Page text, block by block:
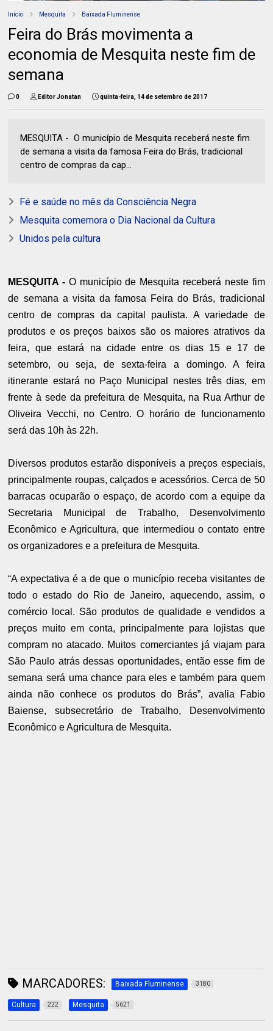
Início Mesquita Baixada Fluminense
Feira do Brás movimenta a
economia de Mesquita neste fim de
semana
0 Editor Jonatan quinta-feira, 14 de setembro de 2017
MESQUITA - O município de Mesquita receberá neste fim
de semana a visita da famosa Feira do Brás, tradicional
centro de compras da cap...
Fé e saúde no mês da Consciência Negra
Mesquita comemora o Dia Nacional da Cultura
Unidos pela cultura
MESQUITA - O município de Mesquita receberá neste fim
de semana a visita da famosa Feira do Brás, tradicional
centro de compras da capital paulista. A variedade de
produtos e os preços baixos são os maiores atrativos da
feira, que estará na cidade entre os dias 15 e 17 de
setembro, ou seja, de sexta-feira a domingo. A feira
itinerante estará no Paço Municipal nestes três dias, em
frente à sede da prefeitura de Mesquita, na Rua Arthur de
Oliveira Vecchi, no Centro. O horário de funcionamento
será das 10h às 22h.
Diversos produtos estarão disponíveis a preços especiais,
principalmente roupas, calçados e acessórios. Cerca de 50
barracas ocuparão o espaço, de acordo com a equipe da
Secretaria Municipal de Trabalho, Desenvolvimento
Econômico e Agricultura, que intermediou o contato entre
os organizadores e a prefeitura de Mesquita.
“A expectativa é a de que o município receba visitantes de
todo o estado do Rio de Janeiro, aquecendo, assim, o
comércio local. São produtos de qualidade e vendidos a
preços muito em conta, principalmente para lojistas que
compram no atacado. Muitos comerciantes já viajam para
São Paulo atrás dessas oportunidades, então esse fim de
semana será uma chance para eles e também para quem
ainda não conhece os produtos do Brás”, avalia Fabio
Baiense, subsecretário de Trabalho, Desenvolvimento
Econômico e Agricultura de Mesquita.
MARCADORES: Baixada Fluminense 3180
Cultura 222 Mesquita 5621